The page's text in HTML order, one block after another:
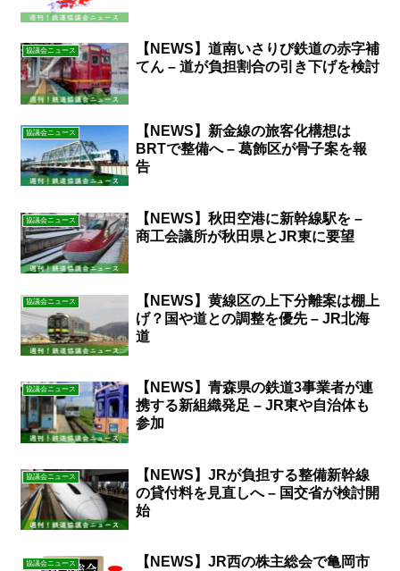
協議会ニュース
【NEWS】道南いさりび鉄道の赤字補
てん – 道が負担割合の引き下げを検討
協議会ニュース
【NEWS】新金線の旅客化構想は
BRTで整備へ – 葛飾区が骨子案を報
告
協議会ニュース
【NEWS】秋田空港に新幹線駅を –
商工会議所が秋田県とJR東に要望
協議会ニュース
【NEWS】黄線区の上下分離案は棚上
げ？国や道との調整を優先 – JR北海
道
協議会ニュース
【NEWS】青森県の鉄道3事業者が連
携する新組織発足 – JR東や自治体も
参加
協議会ニュース
【NEWS】JRが負担する整備新幹線
の貸付料を見直しへ – 国交省が検討開
始
協議会ニュース 【NEWS】JR西の株主総会で亀岡市